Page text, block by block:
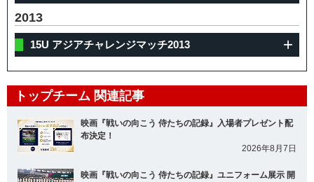
2013
15U アジアチャレンジマッチ2013
トップチーム 関連記事
映画『戦いの向こう 侍たちの記録』入場者プレゼント配
布決定！
2026年8月7日
映画『戦いの向こう 侍たちの記録』ユニフォーム展示 開